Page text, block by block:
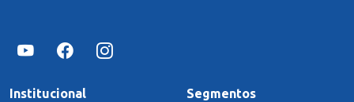
Institucional Segmentos